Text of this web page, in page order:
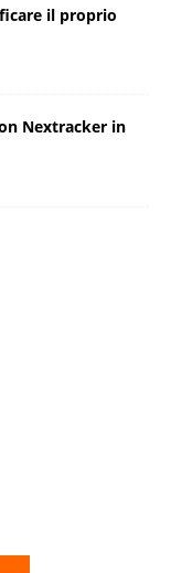
il proprio
Nextracker in